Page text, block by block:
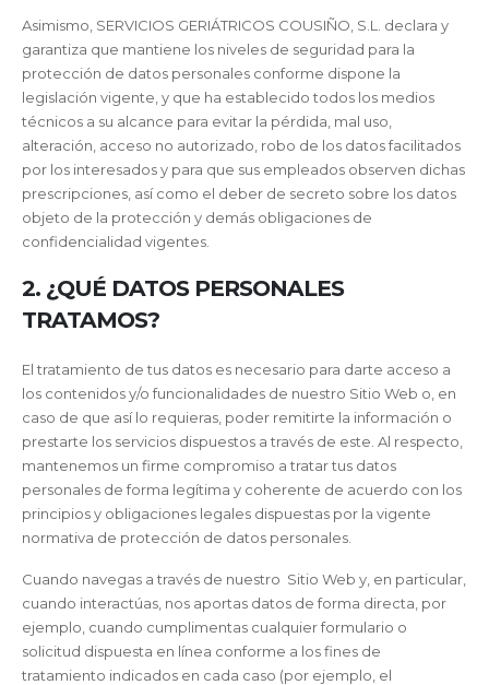
Asimismo, SERVICIOS GERIÁTRICOS COUSIÑO, S.L. declara y
garantiza que mantiene los niveles de seguridad para la
protección de datos personales conforme dispone la
legislación vigente, y que ha establecido todos los medios
técnicos a su alcance para evitar la pérdida, mal uso,
alteración, acceso no autorizado, robo de los datos facilitados
por los interesados y para que sus empleados observen dichas
prescripciones, así como el deber de secreto sobre los datos
objeto de la protección y demás obligaciones de
confidencialidad vigentes.
2. ¿QUÉ DATOS PERSONALES
TRATAMOS?
El tratamiento de tus datos es necesario para darte acceso a
los contenidos y/o funcionalidades de nuestro Sitio Web o, en
caso de que así lo requieras, poder remitirte la información o
prestarte los servicios dispuestos a través de este. Al respecto,
mantenemos un firme compromiso a tratar tus datos
personales de forma legítima y coherente de acuerdo con los
principios y obligaciones legales dispuestas por la vigente
normativa de protección de datos personales.
Cuando navegas a través de nuestro Sitio Web y, en particular,
cuando interactúas, nos aportas datos de forma directa, por
ejemplo, cuando cumplimentas cualquier formulario o
solicitud dispuesta en línea conforme a los fines de
tratamiento indicados en cada caso (por ejemplo, el